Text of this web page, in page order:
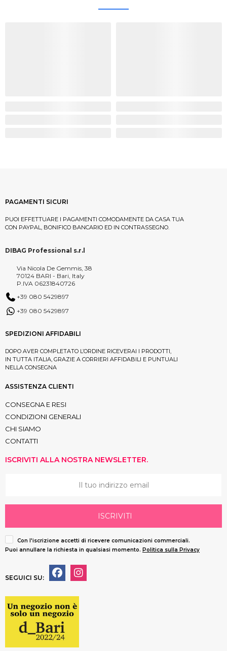
PAGAMENTI SICURI
PUOI EFFETTUARE I PAGAMENTI COMODAMENTE DA CASA TUA
CON PAYPAL, BONIFICO BANCARIO ED IN CONTRASSEGNO.
DIBAG Professional s.r.l
Via Nicola De Gemmis, 38
70124 BARI - Bari, Italy
P.IVA 06231840726
+39 080 5429897
+39 080 5429897
SPEDIZIONI AFFIDABILI
DOPO AVER COMPLETATO L’ORDINE RICEVERAI I PRODOTTI,
IN TUTTA ITALIA, GRAZIE A CORRIERI AFFIDABILI E PUNTUALI
NELLA CONSEGNA
ASSISTENZA CLIENTI
CONSEGNA E RESI
CONDIZIONI GENERALI
CHI SIAMO
CONTATTI
ISCRIVITI ALLA NOSTRA NEWSLETTER.
ISCRIVITI
Con l'iscrizione accetti di ricevere comunicazioni commerciali.
Puoi annullare la richiesta in qualsiasi momento. Politica sulla Privacy
SEGUICI SU: